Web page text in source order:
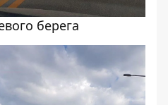
берега